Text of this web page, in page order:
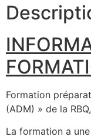
Formation
(ADM) » de la
La formation a